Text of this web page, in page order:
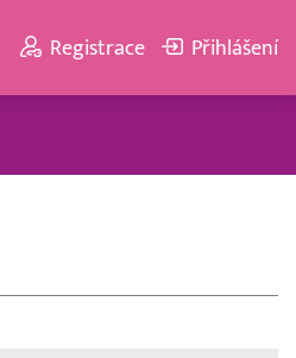
Registrace Přihlášení